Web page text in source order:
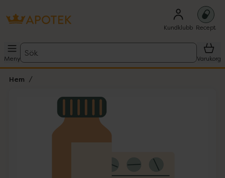
Kundklubb Recept
Meny
Sök
Varukorg
Hem
Lista: . Innehåller 1 objekt.